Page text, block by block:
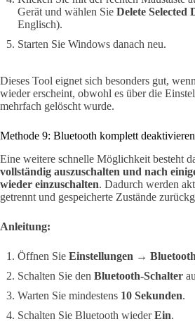
Gerät und wählen Sie Delete Selected
Englisch).
Starten Sie Windows danach neu.
Dieses Tool eignet sich besonders gut,
wieder erscheint, obwohl es über die
mehrfach gelöscht wurde.
Methode 9: Bluetooth komplett
Eine weitere schnelle Möglichkeit besteht
vollständig auszuschalten und nach
wieder einzuschalten. Dadurch werden
getrennt und gespeicherte Zustände
Anleitung:
Öffnen Sie Einstellungen →
Schalten Sie den Bluetooth-Schalter
Warten Sie mindestens 10 Sekunden.
Schalten Sie Bluetooth wiederEin.